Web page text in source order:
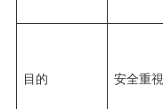
目的 安全重視